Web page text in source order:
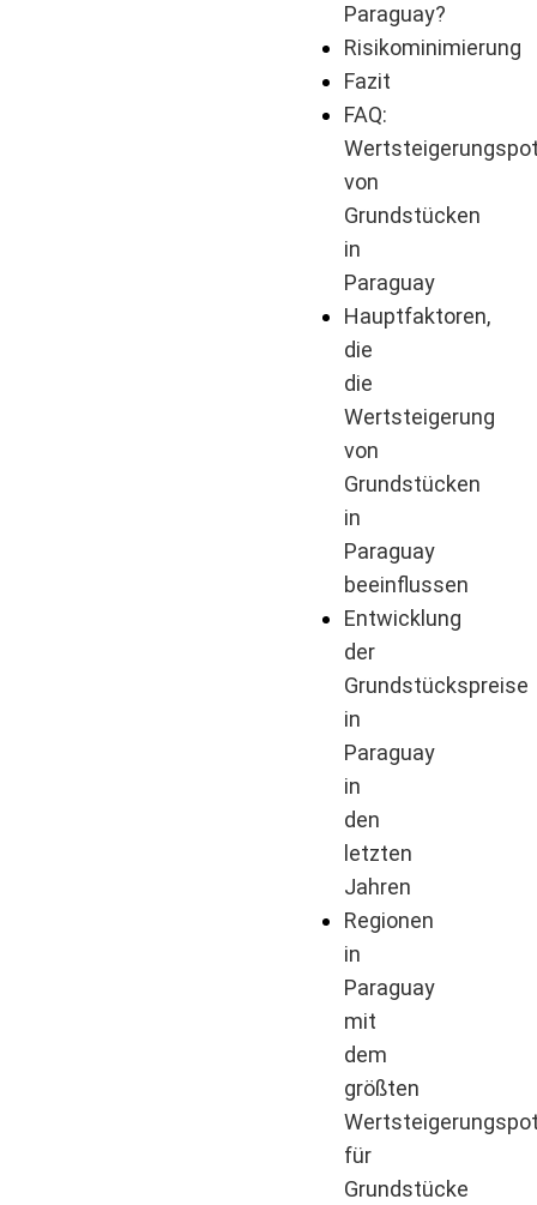
Paraguay?
Risikominimierung
Fazit
FAQ:
von
Grundstücken
in
Paraguay
Hauptfaktoren,
die
die
Wertsteigerung
von
Grundstücken
in
Paraguay
beeinflussen
Entwicklung
der
Grundstückspreise
in
Paraguay
in
den
letzten
Jahren
Regionen
in
Paraguay
mit
dem
größten
für
Grundstücke